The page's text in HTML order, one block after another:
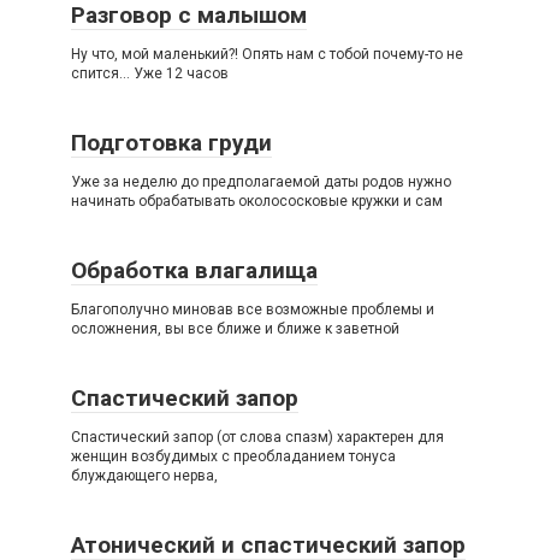
Разговор с малышом
Ну что, мой маленький?! Опять нам с тобой почему-то не
спится… Уже 12 часов
Подготовка груди
Уже за неделю до предполагаемой даты родов нужно
начинать обрабатывать околососковые кружки и сам
Обработка влагалища
Благополучно миновав все возможные проблемы и
осложнения, вы все ближе и ближе к заветной
Спастический запор
Спастический запор (от слова спазм) характерен для
женщин возбудимых с преобладанием тонуса
блуждающего нерва,
Атонический и спастический запор